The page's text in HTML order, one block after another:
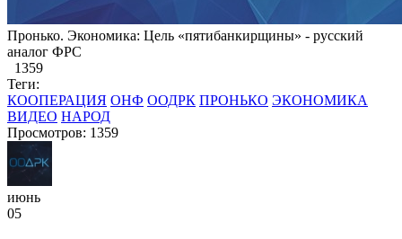
​Пронько. Экономика: Цель «пятибанкирщины» - русский
аналог ФРС
1359
Теги:
КООПЕРАЦИЯ ОНФ ООДРК ПРОНЬКО ЭКОНОМИКА
ВИДЕО НАРОД
Просмотров: 1359
июнь
05